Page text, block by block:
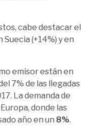
cabe destacar el
(+14%) y en
emisor están en
7% de las llegadas
La demanda de
donde las
año en un 8%.